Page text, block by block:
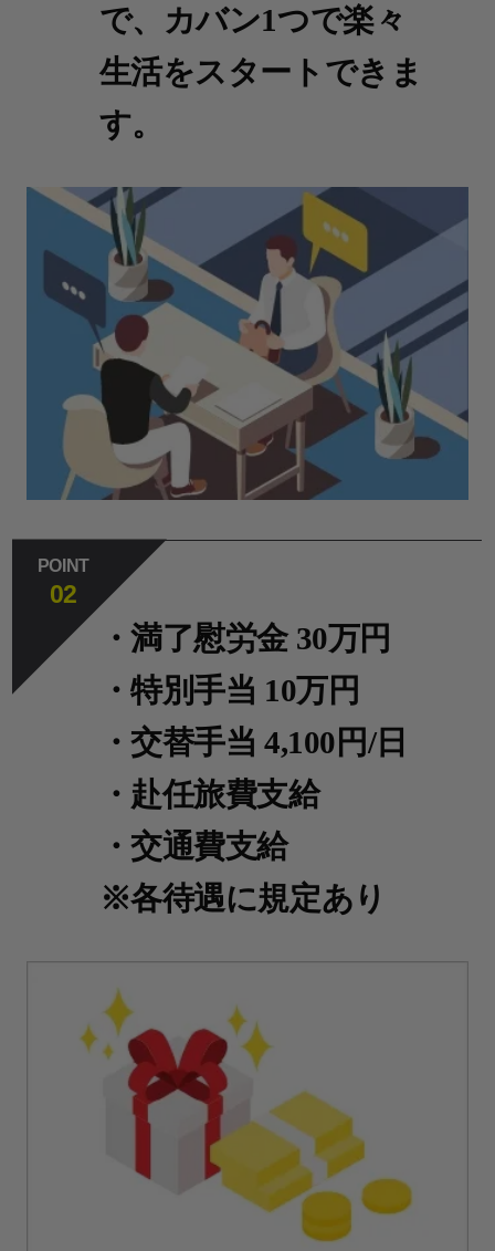
で、カバン1つで楽々
生活をスタートできま
す。
POINT
02
・満了慰労金 30万円
・特別手当 10万円
・交替手当 4,100円/日
・赴任旅費支給
・交通費支給
※各待遇に規定あり